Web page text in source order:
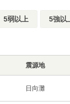
5弱以上 5強以
震源地
日向灘